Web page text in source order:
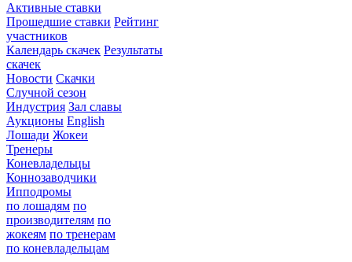
Активные ставки
Прошедшие ставки Рейтинг
участников
Календарь скачек Результаты
скачек
Новости Скачки
Случной сезон
Индустрия Зал славы
Аукционы English
Лошади Жокеи
Тренеры
Коневладельцы
Коннозаводчики
Ипподромы
по лошадям по
производителям по
жокеям по тренерам
по коневладельцам